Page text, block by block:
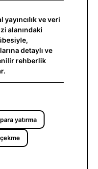
yayıncılık ve veri
alanındaki
detaylı ve
rehberlik
para yatırma